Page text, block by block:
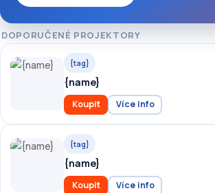
DOPORUČENÉ PROJEKTORY
{tag}
{name}
Koupit Více info
{tag}
{name}
Koupit Více info